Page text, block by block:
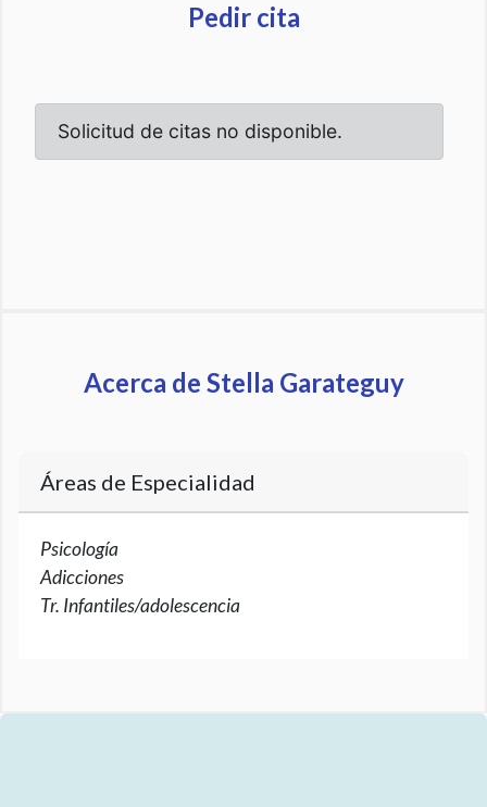
Pedir cita
Acerca de Stella Garateguy
Áreas de Especialidad
Psicología
Adicciones
Tr. Infantiles/adolescencia